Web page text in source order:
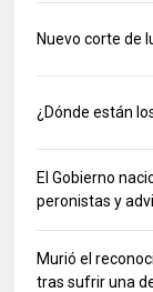
Nuevo corte de
¿Dónde están
El Gobierno
peronistas y
Murió el
tras sufrir una